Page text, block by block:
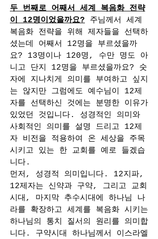
두 번째로 어째서 세계 복음화 전략
이 12명이었을까요? 주님께서 세계
복음화 전략을 위해 제자들을 선택하
셨는데 어째서 12명을 부르셨을까
요? 13명이나 120명, 수만 명도 아
니고 단지 12명을 부르셨을까요? 숫
자에 지나치게 의미를 부여하고 싶지
는 않지만 그럼에도 예수님이 12제
자를 선택하신 것에는 분명한 이유가
있었던 것입니다. 성경적인 의미와
사회적인 의미를 설명 드리고 12제
자 비전을 적용하여 온 세상을 주목
시키고 있는 한 교회를 예로 들겠습
니다.
먼저, 성경적 의미입니다. 12지파,
12제자는 신약과 구약, 그리고 교회
시대, 마지막 추수시대에 하나님 나
라를 확장하고 세계를 복음화 시키는
하나님의 통치 질서의 원리를 의미합
니다. 구약시대 하나님께서 이스라엘